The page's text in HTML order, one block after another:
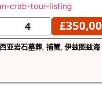
4 £350,00
亚岩石墓葬, 捕蟹, 伊兹图兹海